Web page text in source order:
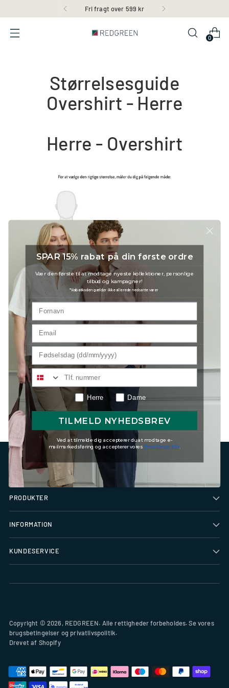
Fri fragt over 599 kr
0
Størrelsesguide
Overshirt - Herre
Herre - Overshirt
BRUG FOR HJÆLP?
PRODUKTER
INFORMATION
KUNDESERVICE
Copyright © 2026, REDGREEN. Alle rettigheder forbeholdes. Se vores
brugsbetingelser og privatlivspolitik.
Drevet af Shopify
SPAR 15% rabat på din første ordre
Vær den første til at modtage nyeste kollektioner, personlige
tilbud og kampagner!
*Rabatkoden gælder ikke allerede nedsatte varer
Herre Dame
TILMELD NYHEDSBREV
Ved at tilmelde dig accepterer du at modtage e-
mailmarkedsføring og accepterer vores Privatlivspolitik